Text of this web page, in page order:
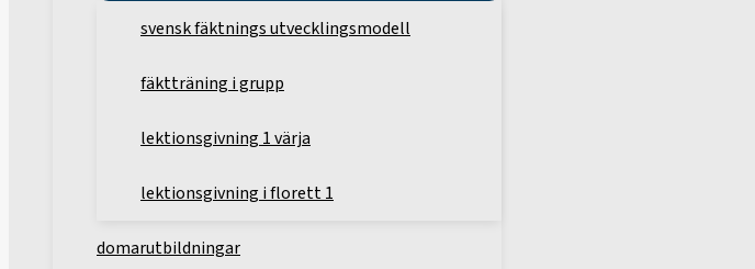
svensk fäktnings utvecklingsmodell
fäktträning i grupp
lektionsgivning 1 värja
lektionsgivning i florett 1
domarutbildningar